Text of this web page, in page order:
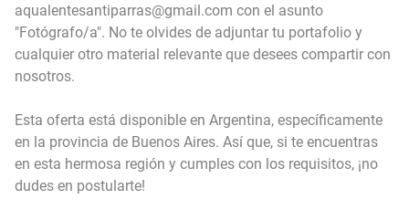
aqualentesantiparras@gmail.com con el asunto
"Fotógrafo/a". No te olvides de adjuntar tu portafolio y
cualquier otro material relevante que desees compartir con
nosotros.
Esta oferta está disponible en Argentina, específicamente
en la provincia de Buenos Aires. Así que, si te encuentras
en esta hermosa región y cumples con los requisitos, ¡no
dudes en postularte!